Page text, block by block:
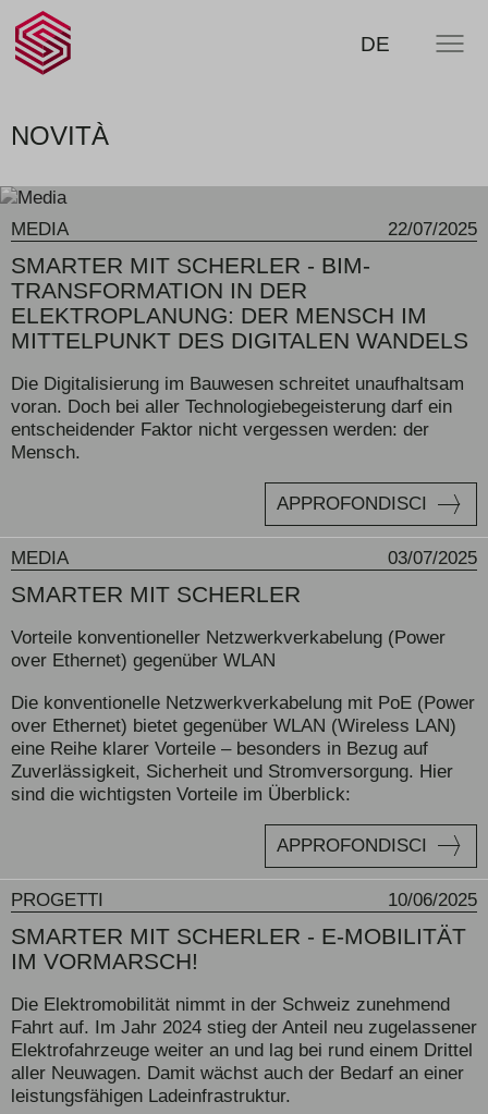
SA -
smart
RICERCA
DE MENU
NOVITÀ
MEDIA 22/07/2025
SMARTER MIT SCHERLER - BIM-
TRANSFORMATION IN DER
ELEKTROPLANUNG: DER MENSCH IM
MITTELPUNKT DES DIGITALEN WANDELS
Die Digitalisierung im Bauwesen schreitet unaufhaltsam
voran. Doch bei aller Technologiebegeisterung darf ein
entscheidender Faktor nicht vergessen werden: der
Mensch.
APPROFONDISCI
MEDIA 03/07/2025
SMARTER MIT SCHERLER
Vorteile konventioneller Netzwerkverkabelung (Power
over Ethernet) gegenüber WLAN
Die konventionelle Netzwerkverkabelung mit PoE (Power
over Ethernet) bietet gegenüber WLAN (Wireless LAN)
eine Reihe klarer Vorteile – besonders in Bezug auf
Zuverlässigkeit, Sicherheit und Stromversorgung. Hier
sind die wichtigsten Vorteile im Überblick:
APPROFONDISCI
PROGETTI 10/06/2025
SMARTER MIT SCHERLER - E-MOBILITÄT
IM VORMARSCH!
Die Elektromobilität nimmt in der Schweiz zunehmend
Fahrt auf. Im Jahr 2024 stieg der Anteil neu zugelassener
Elektrofahrzeuge weiter an und lag bei rund einem Drittel
aller Neuwagen. Damit wächst auch der Bedarf an einer
leistungsfähigen Ladeinfrastruktur.